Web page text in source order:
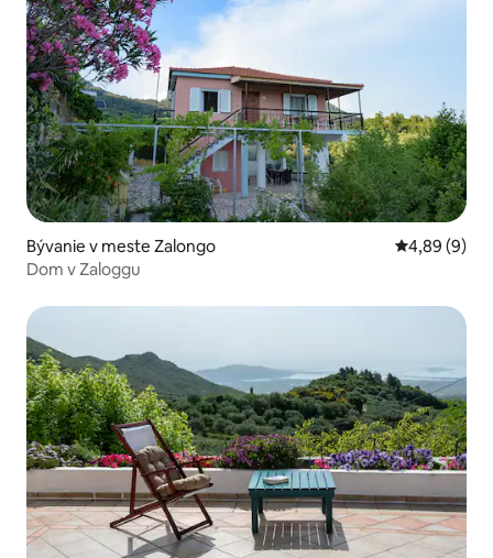
Bývanie v meste Zalongo Priemerné
4,89 (9)
Dom v Zaloggu